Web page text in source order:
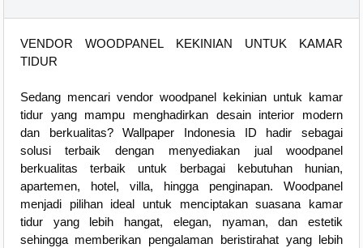
VENDOR WOODPANEL KEKINIAN UNTUK KAMAR
TIDUR
Sedang mencari vendor woodpanel kekinian untuk kamar
tidur yang mampu menghadirkan desain interior modern
dan berkualitas? Wallpaper Indonesia ID hadir sebagai
solusi terbaik dengan menyediakan jual woodpanel
berkualitas terbaik untuk berbagai kebutuhan hunian,
apartemen, hotel, villa, hingga penginapan. Woodpanel
menjadi pilihan ideal untuk menciptakan suasana kamar
tidur yang lebih hangat, elegan, nyaman, dan estetik
sehingga memberikan pengalaman beristirahat yang lebih